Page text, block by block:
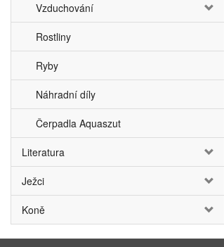
Vzduchování
Rostliny
Ryby
Náhradní díly
Čerpadla Aquaszut
Literatura
Ježci
Koně